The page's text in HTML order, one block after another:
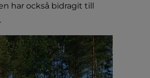
har också bidragit till